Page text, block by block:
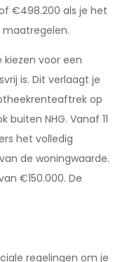
€498.200 als je het
voor een
is. Dit verlaagt je
op
NHG. Vanaf 11
het volledig
de woningwaarde.
€150.000. De
regelingen om je